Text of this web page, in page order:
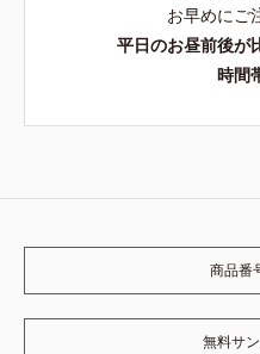
お早めにご
平日のお昼前後が
時間
商品番
無料サ